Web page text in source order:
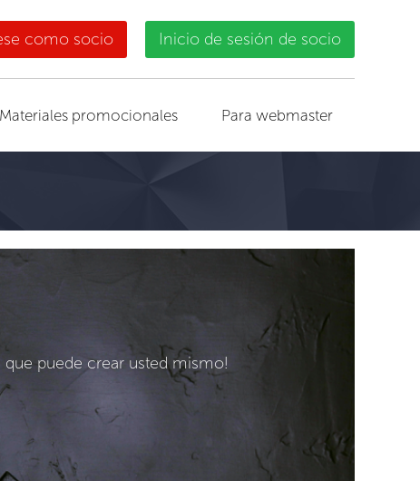
como socio Inicio de sesión de socio
Materiales promocionales Para webmaster
puede crear usted mismo!